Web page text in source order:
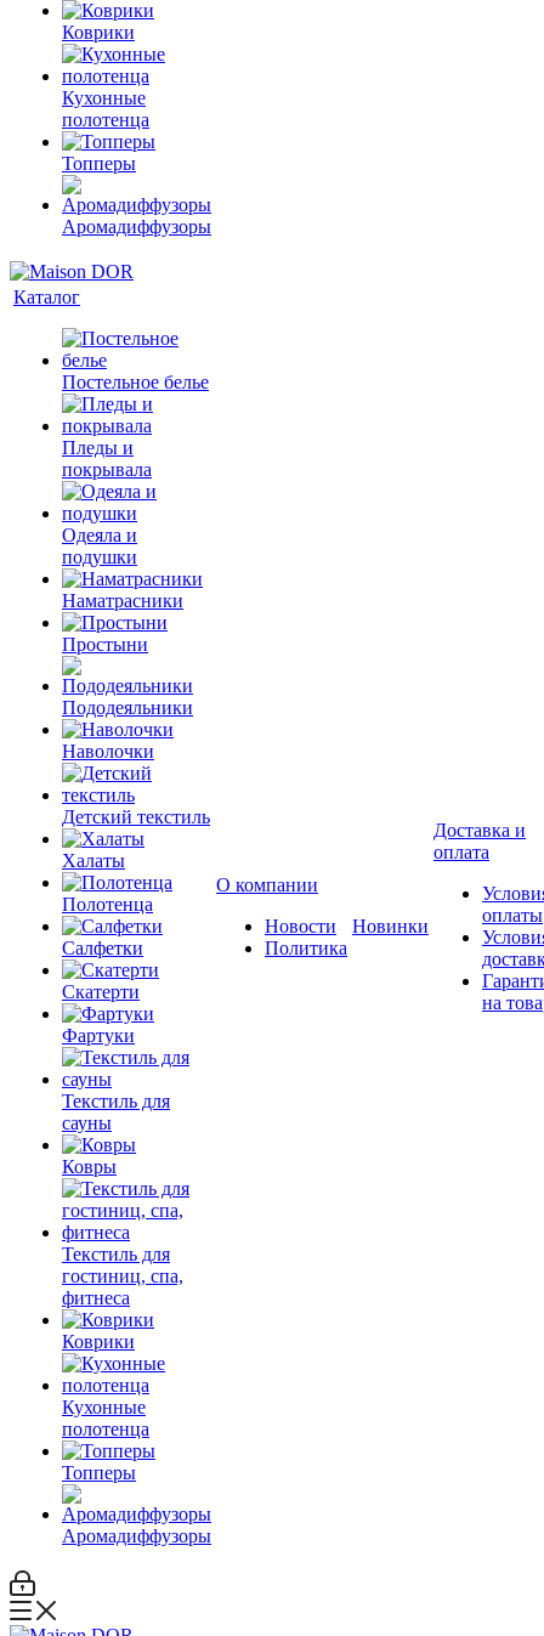
Коврики
Кухонные
полотенца
Топперы
Аромадиффузоры
Каталог
Постельное белье
Пледы и
покрывала
Одеяла и
подушки
Наматрасники
Простыни
Пододеяльники
Наволочки
Детский текстиль
Халаты
Полотенца
Салфетки
Скатерти
Фартуки
Текстиль для
сауны
Ковры
Текстиль для
гостиниц, спа,
фитнеса
Коврики
Кухонные
полотенца
Топперы
Аромадиффузоры
О компании
Новости
Политика
Новинки
Доставка и
оплата
оплаты
на